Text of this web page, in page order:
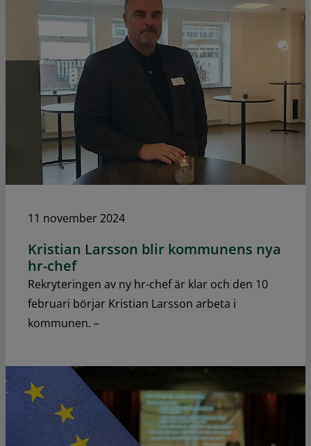
11 november 2024
Kristian Larsson blir kommunens nya
hr-chef
Rekryteringen av ny hr-chef är klar och den 10
februari börjar Kristian Larsson arbeta i
kommunen. –